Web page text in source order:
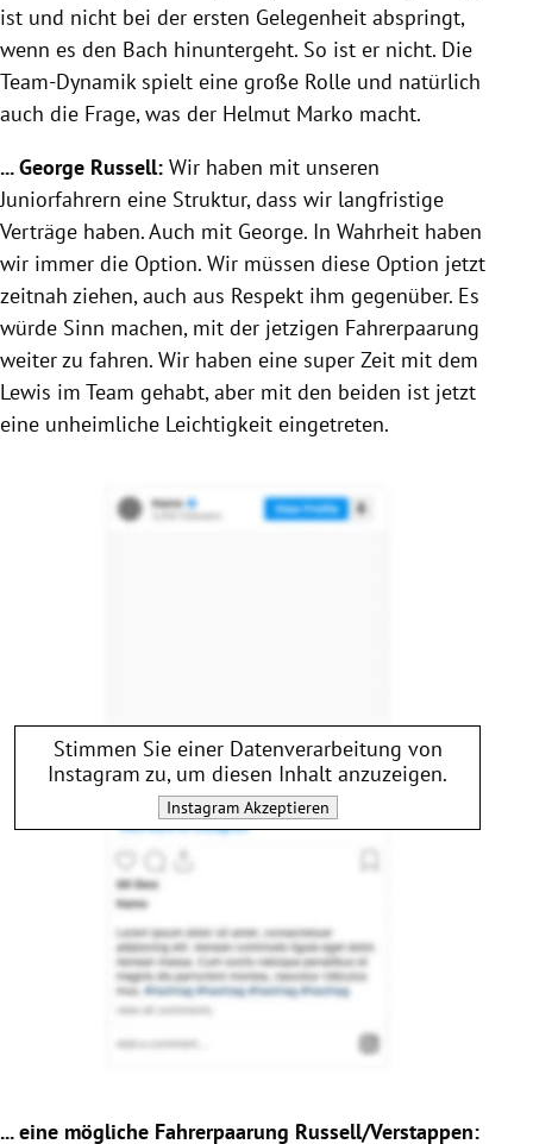
ist und nicht bei der ersten Gelegenheit abspringt,
wenn es den Bach hinuntergeht. So ist er nicht. Die
Team-Dynamik spielt eine große Rolle und natürlich
auch die Frage, was der Helmut Marko macht.
... George Russell: Wir haben mit unseren
Juniorfahrern eine Struktur, dass wir langfristige
Verträge haben. Auch mit George. In Wahrheit haben
wir immer die Option. Wir müssen diese Option jetzt
zeitnah ziehen, auch aus Respekt ihm gegenüber. Es
würde Sinn machen, mit der jetzigen Fahrerpaarung
weiter zu fahren. Wir haben eine super Zeit mit dem
Lewis im Team gehabt, aber mit den beiden ist jetzt
eine unheimliche Leichtigkeit eingetreten.
Stimmen Sie einer Datenverarbeitung von
Instagram zu, um diesen Inhalt anzuzeigen.
InstagramAkzeptieren
... eine mögliche Fahrerpaarung Russell/Verstappen: